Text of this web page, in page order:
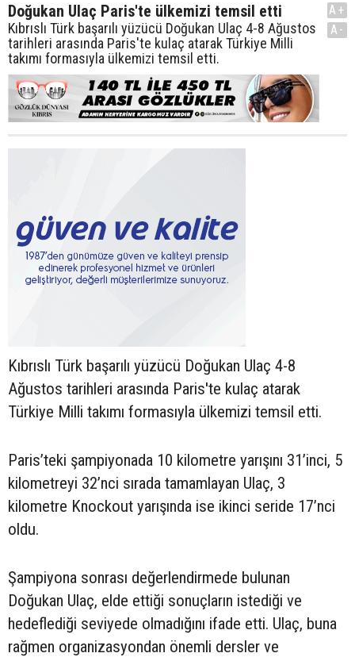
Doğukan Ulaç Paris'te ülkemizi temsil etti
Kıbrıslı Türk başarılı yüzücü Doğukan Ulaç 4-8 Ağustos
tarihleri arasında Paris'te kulaç atarak Türkiye Milli
takımı formasıyla ülkemizi temsil etti.
A+
A-
Kıbrıslı Türk başarılı yüzücü Doğukan Ulaç 4-8
Ağustos tarihleri arasında Paris'te kulaç atarak
Türkiye Milli takımı formasıyla ülkemizi temsil etti.
Paris’teki şampiyonada 10 kilometre yarışını 31’inci, 5
kilometreyi 32’nci sırada tamamlayan Ulaç, 3
kilometre Knockout yarışında ise ikinci seride 17’nci
oldu.
Şampiyona sonrası değerlendirmede bulunan
Doğukan Ulaç, elde ettiği sonuçların istediği ve
hedeflediği seviyede olmadığını ifade etti. Ulaç, buna
rağmen organizasyondan önemli dersler ve